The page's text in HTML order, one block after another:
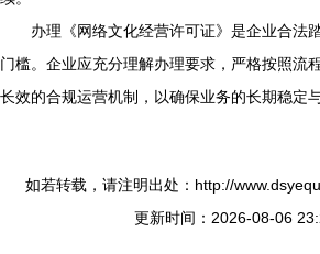
办理《网络文化经营许可证》是企业合法
门槛。企业应充分理解办理要求，严格按照流
长效的合规运营机制，以确保业务的长期稳定与
如若转载，请注明出处：http://
更新时间：2026-08-06